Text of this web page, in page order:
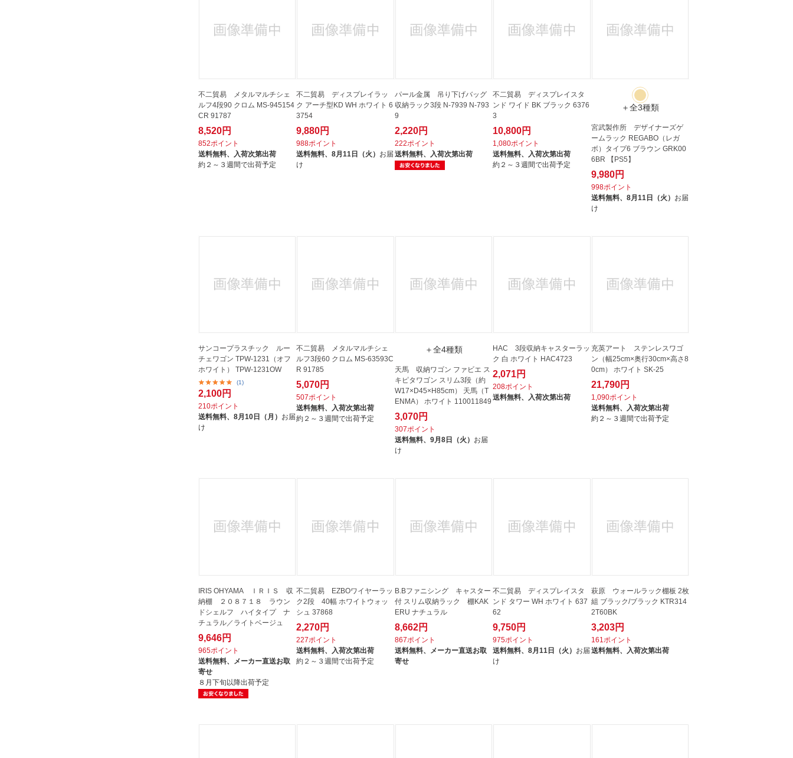
不二貿易 メタルマルチシェ
ルフ4段90 クロム MS-945154
CR 91787
8,520円
852ポイント
送料無料、
入荷次第出荷
約２～３週間で出荷予定
不二貿易 ディスプレイラッ
ク アーチ型KD WH ホワイト 6
3754
9,880円
988ポイント
送料無料、8月11日（火） お届
け
パール金属 吊り下げバッグ
収納ラック3段 N-7939 N-793
9
2,220円
222ポイント
送料無料、
入荷次第出荷
不二貿易 ディスプレイスタ
ンド ワイド BK ブラック 6376
3
10,800円
1,080ポイント
送料無料、
入荷次第出荷
約２～３週間で出荷予定
＋全3種類
宮武製作所 デザイナーズゲ
ームラック REGABO（レガ
ボ）タイプ6 ブラウン GRK00
6BR 【PS5】
9,980円
998ポイント
送料無料、 8月11日（火） お届
け
サンコープラスチック ルー
チェワゴン TPW-1231（オフ
ホワイト） TPW-1231OW
(1)
2,100円
210ポイント
送料無料、 8月10日（月） お届
け
不二貿易 メタルマルチシェ
ルフ3段60 クロム MS-63593C
R 91785
5,070円
507ポイント
送料無料、 入荷次第出荷
約２～３週間で出荷予定
＋全4種類
天馬 収納ワゴン ファビエ ス
キピタワゴン スリム3段（約
W17×D45×H85cm） 天馬（T
ENMA） ホワイト 110011849
3,070円
307ポイント
送料無料、 9月8日（火） お届
け
HAC 3段収納キャスターラッ
ク 白 ホワイト HAC4723
2,071円
208ポイント
送料無料、 入荷次第出荷
充英アート ステンレスワゴ
ン（幅25cm×奥行30cm×高さ8
0cm） ホワイト SK-25
21,790円
1,090ポイント
送料無料、
入荷次第出荷
約２～３週間で出荷予定
IRIS OHYAMA ＩＲＩＳ 収
納棚 ２０８７１８ ラウン
ドシェルフ ハイタイプ ナ
チュラル／ライトベージュ
9,646円
965ポイント
送料無料、
メーカー直送お取
寄せ
８月下旬以降出荷予定
不二貿易 EZBOワイヤーラッ
ク2段 40幅 ホワイトウォッ
シュ 37868
2,270円
227ポイント
送料無料、
入荷次第出荷
約２～３週間で出荷予定
B.Bファニシング キャスター
付 スリム収納ラック 棚KAK
ERU ナチュラル
8,662円
867ポイント
送料無料、
メーカー直送お取
寄せ
不二貿易 ディスプレイスタ
ンド タワー WH ホワイト 637
62
9,750円
975ポイント
送料無料、8月11日（火） お届
け
萩原 ウォールラック棚板 2枚
組 ブラック/ブラック KTR314
2T60BK
3,203円
161ポイント
送料無料、
入荷次第出荷